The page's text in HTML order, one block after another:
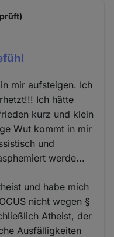
mir aufsteigen. Ich
Ich hätte
kurz und klein
Wut kommt in mir
und
werde...
und habe mich
nicht wegen §
Atheist, der
Ausfälligkeiten